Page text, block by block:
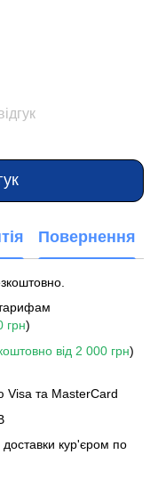
Повернення
грн)
від 2 000 грн)
Visa та MasterCard
доставки кур'єром по